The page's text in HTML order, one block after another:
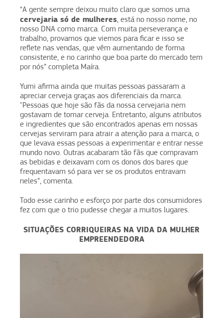
“A gente sempre deixou muito claro que somos uma
cervejaria só de mulheres, está no nosso nome, no
nosso DNA como marca. Com muita perseverança e
trabalho, provamos que viemos para ficar e isso se
reflete nas vendas, que vêm aumentando de forma
consistente, e no carinho que boa parte do mercado tem
por nós” completa Maíra.
Yumi afirma ainda que muitas pessoas passaram a
apreciar cerveja graças aos diferenciais da marca.
"Pessoas que hoje são fãs da nossa cervejaria nem
gostavam de tomar cerveja. Entretanto, alguns atributos
e ingredientes que são encontrados apenas em nossas
cervejas serviram para atrair a atenção para a marca, o
que levava essas pessoas a experimentar e entrar nesse
mundo novo. Outras acabaram tão fãs que compravam
as bebidas e deixavam com os donos dos bares que
frequentavam só para ver se os produtos entravam
neles”, comenta.
Todo esse carinho e esforço por parte dos consumidores
fez com que o trio pudesse chegar a muitos lugares.
SITUAÇÕES CORRIQUEIRAS NA VIDA DA MULHER
EMPREENDEDORA